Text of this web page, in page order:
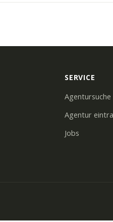
SERVICE
Agentursuche
Agentur
Jobs